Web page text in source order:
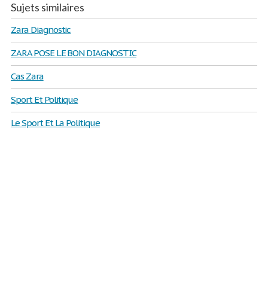
Sujets similaires
Zara Diagnostic
ZARA POSE LE BON DIAGNOSTIC
Cas Zara
Sport Et Politique
Le Sport Et La Politique